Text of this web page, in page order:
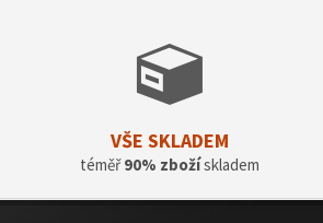
VŠE SKLADEM
téměř90% zbožískladem